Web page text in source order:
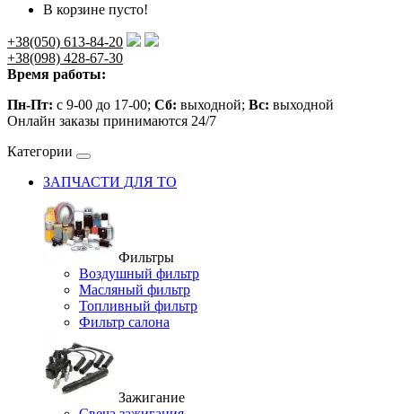
В корзине пусто!
+38(050) 613-84-20
+38(098) 428-67-30
Время работы:
Пн-Пт: с 9-00 до 17-00; Сб: выходной; Вс: выходной
Онлайн заказы принимаются 24/7
Категории
ЗАПЧАСТИ ДЛЯ ТО
Фильтры
Воздушный фильтр
Масляный фильтр
Топливный фильтр
Фильтр салона
Зажигание